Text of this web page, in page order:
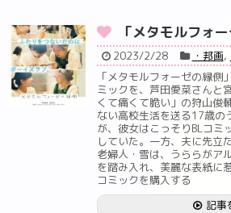
「メタモルフォ
2023/2/28 ・邦画,
「メタモルフォーゼの縁側
ミックを、芦田愛菜さんと
くて痛くて脆い」の狩山俊
ない高校生活を送る17歳の
が、彼女はこっそりBLコミ
していた。一方、夫に先立
老婦人・雪は、うららがア
を踏み入れ、美麗な表紙に
コミックを購入する
記事